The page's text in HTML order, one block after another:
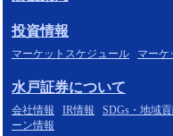
投資情報
マーケットスケジュール マーケ
水戸証券について
会社情報 IR情報 SDGs・地域
ーン情報